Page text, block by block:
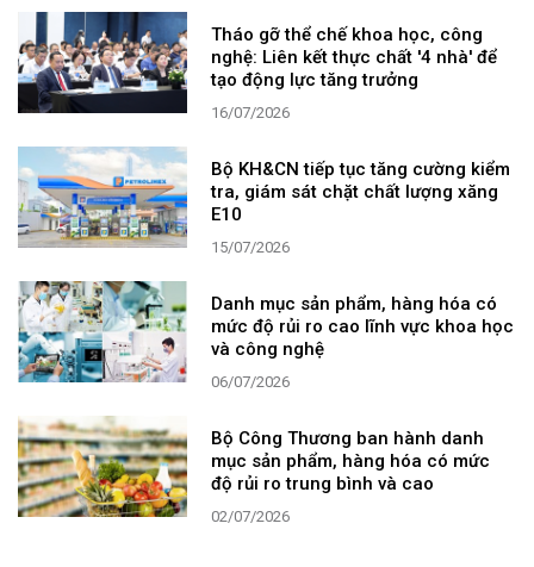
Tháo gỡ thể chế khoa học, công
nghệ: Liên kết thực chất '4 nhà' để
tạo động lực tăng trưởng
16/07/2026
Bộ KH&CN tiếp tục tăng cường kiểm
tra, giám sát chặt chất lượng xăng
E10
15/07/2026
Danh mục sản phẩm, hàng hóa có
mức độ rủi ro cao lĩnh vực khoa học
và công nghệ
06/07/2026
Bộ Công Thương ban hành danh
mục sản phẩm, hàng hóa có mức
độ rủi ro trung bình và cao
02/07/2026